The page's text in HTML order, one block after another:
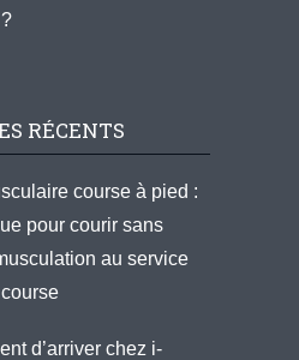
RÉCENTS
course à pied :
pour courir sans
au service
d’arriver chez i-